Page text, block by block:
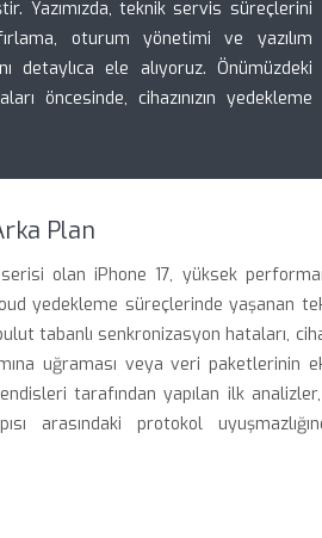
Yazımızda, teknik servis süreçlerini
oturum yönetimi ve yazılım
detaylıca ele alıyoruz. Önümüzdeki
öncesinde, cihazınızın yedekleme
Plan
olan iPhone 17, yüksek
yedekleme süreçlerinde yaşanan
tabanlı senkronizasyon hataları,
uğraması veya veri paketlerinin
tarafından yapılan ilk
arasındaki protokol